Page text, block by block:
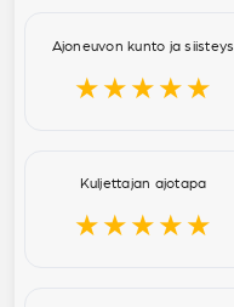
Ajoneuvon kunto ja siisteys
★★★★★
Kuljettajan ajotapa
★★★★★